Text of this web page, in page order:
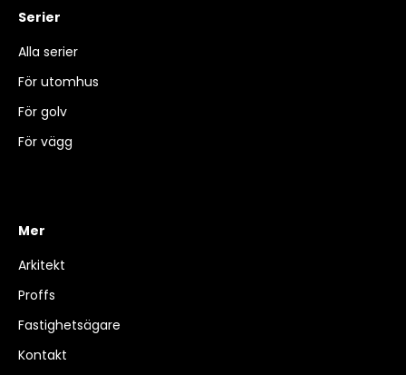
Serier
Alla serier
För utomhus
För golv
För vägg
Mer
Arkitekt
Proffs
Fastighetsägare
Kontakt